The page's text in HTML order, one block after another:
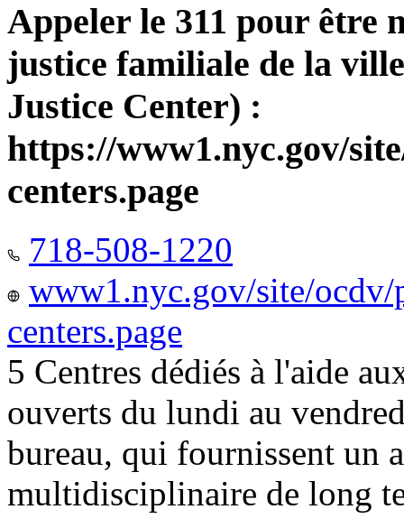
Appeler le 311 pour être
justice familiale de la
Justice Center) :
https://www1.nyc.gov/
centers.page
718-508-1220
www1.nyc.gov/site/
centers.page
5 Centres dédiés à l'aide
ouverts du lundi au
bureau, qui fournissent un
multidisciplinaire de long